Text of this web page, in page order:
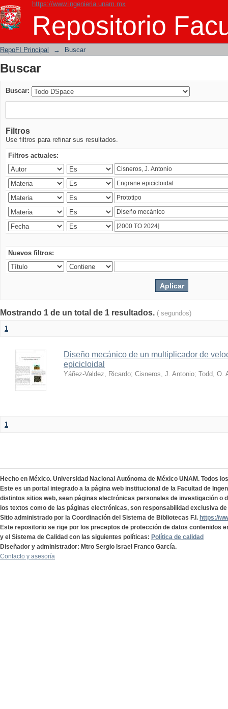
https://www.ingenieria.unam.mx
Repositorio
Buscar
RepoFI Principal → Buscar
Buscar
Buscar:
Filtros
Use filtros para refinar sus resultados.
Filtros actuales:
Nuevos filtros:
Mostrando 1 de un total de 1 resultados. ( segundos)
1
Diseño mecánico de un multiplicador de
epicicloidal
Yáñez-Valdez, Ricardo; Cisneros, J. Antonio; Todd, O.
1
Hecho en México. Universidad Nacional Autónoma de México UNAM. Todos
Este es un portal integrado a la página web institucional de la Facultad de
distintos sitios web, sean páginas electrónicas personales de investigación o
los textos como de las páginas electrónicas, son responsabilidad exclusiva
Sitio administrado por la Coordinación del Sistema de Bibliotecas F.I. https://
Este repositorio se rige por los preceptos de protección de datos contenidos
y el Sistema de Calidad con las siguientes políticas: Política de calidad
Diseñador y administrador: Mtro Sergio Israel Franco García.
Contacto y asesoría